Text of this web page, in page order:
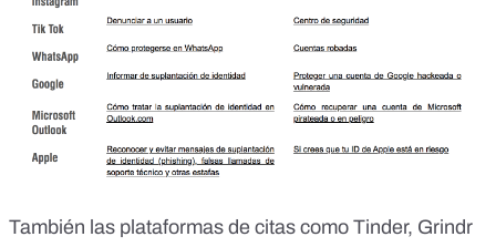
También las plataformas de citas como Tinder, Grindr